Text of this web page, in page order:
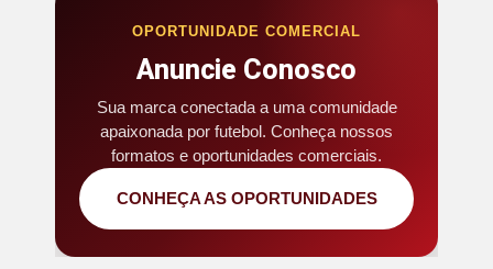
OPORTUNIDADE COMERCIAL
Anuncie Conosco
Sua marca conectada a uma comunidade
apaixonada por futebol. Conheça nossos
formatos e oportunidades comerciais.
CONHEÇA AS OPORTUNIDADES